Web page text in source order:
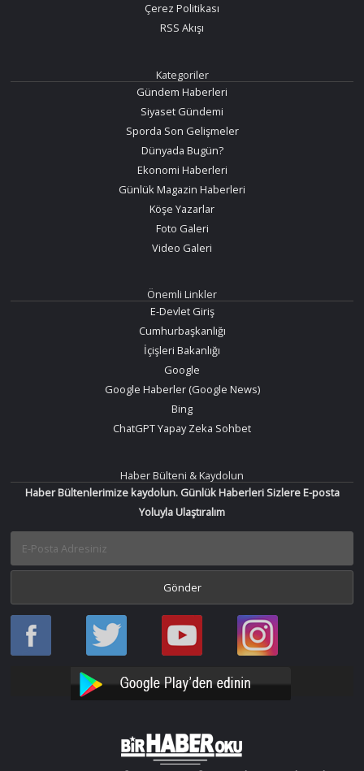
Çerez Politikası
RSS Akışı
Kategoriler
Gündem Haberleri
Siyaset Gündemi
Sporda Son Gelişmeler
Dünyada Bugün?
Ekonomi Haberleri
Günlük Magazin Haberleri
Köşe Yazarlar
Foto Galeri
Video Galeri
Önemli Linkler
E-Devlet Giriş
Cumhurbaşkanlığı
İçişleri Bakanlığı
Google
Google Haberler (Google News)
Bing
ChatGPT Yapay Zeka Sohbet
Haber Bülteni & Kaydolun
Haber Bültenlerimize kaydolun. Günlük Haberleri Sizlere E-posta
Yoluyla Ulaştıralım
Haber
Oku
Haber
Oku
Bir
Haber
YouTube
Bir
Haber
Instagram